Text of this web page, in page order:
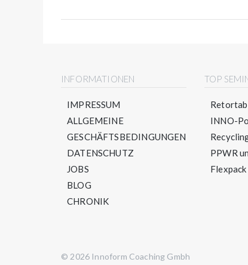
INFORMATIONEN
IMPRESSUM
ALLGEMEINE
GESCHÄFTSBEDINGUNGEN
DATENSCHUTZ
JOBS
BLOG
CHRONIK
TOP
INNO-
PPWR
© 2026 Innoform Coaching Gmbh